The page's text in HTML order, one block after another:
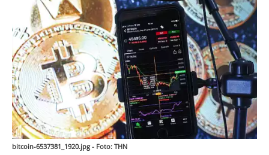
bitcoin-6537381_1920.jpg - Foto: THN